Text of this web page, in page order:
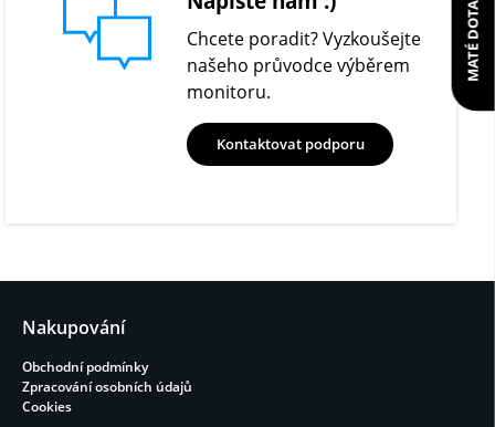
Chcete poradit? Vyzkoušejte
našeho průvodce výběrem
monitoru.
Kontaktovat podporu
Nakupování
Obchodní podmínky
Zpracování osobních údajů
Cookies
MATÉ DOTAZ?